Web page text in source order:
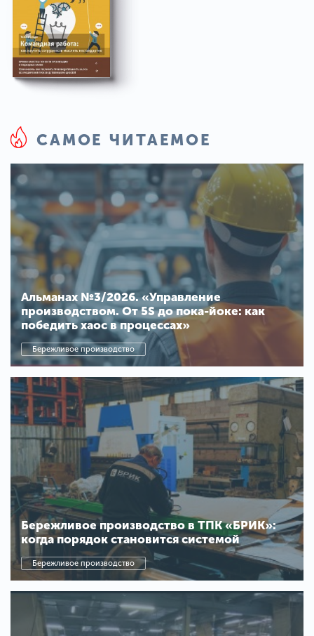
САМОЕ ЧИТАЕМОЕ
Альманах №3/2026. «Управление
производством. От 5S до пока-йоке: как
победить хаос в процессах»
Бережливое производство
Бережливое производство в ТПК «БРИК»:
когда порядок становится системой
Бережливое производство